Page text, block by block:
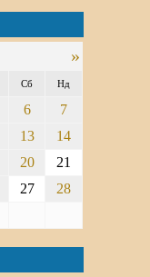
»
Сб Нд
6
7
13
14
20
21
27
28